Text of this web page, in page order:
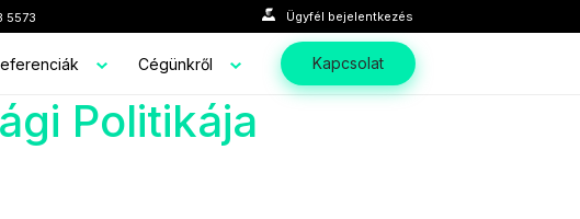
5573 Ügyfél bejelentkezés
Cégünkről Kapcsolat
Politikája